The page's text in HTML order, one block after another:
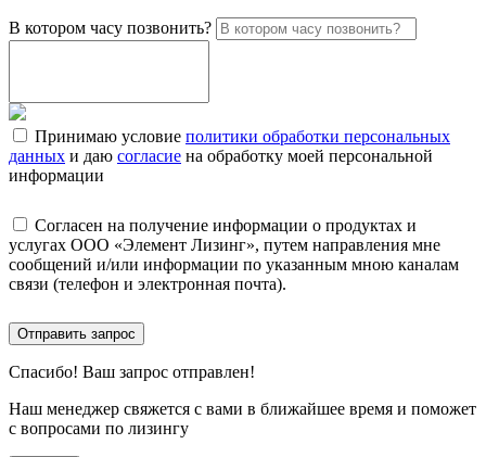
В котором часу позвонить?
Принимаю условие политики обработки персональных
данных и даю согласие на обработку моей персональной
информации
Согласен на получение информации о продуктах и
услугах ООО «Элемент Лизинг», путем направления мне
сообщений и/или информации по указанным мною каналам
связи (телефон и электронная почта).
Отправить запрос
Спасибо! Ваш запрос отправлен!
Наш менеджер свяжется с вами в ближайшее время и поможет
с вопросами по лизингу